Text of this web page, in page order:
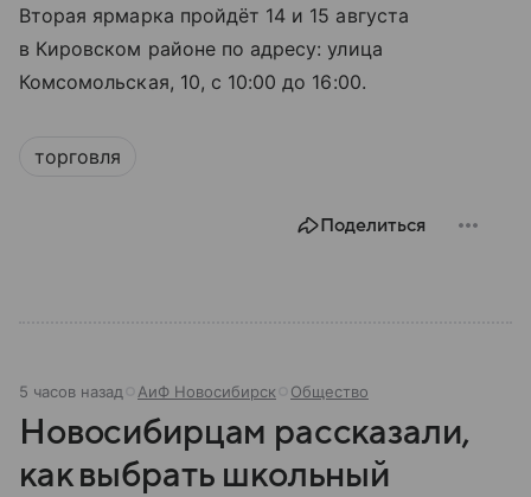
Вторая ярмарка пройдёт 14 и 15 августа
в Кировском районе по адресу: улица
Комсомольская, 10, с 10:00 до 16:00.
торговля
Поделиться
5 часов назад АиФ Новосибирск Общество
Новосибирцам рассказали,
как выбрать школьный